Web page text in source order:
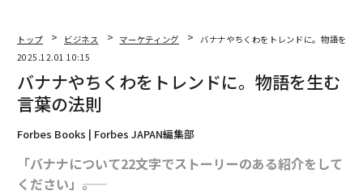
トップ ビジネス マーケティング
バナナやちくわをトレンドに。物語を生
2025.12.01 10:15
バナナやちくわをトレンドに。物語を生む
言葉の法則
Forbes Books | Forbes JAPAN編集部
「バナナについて22文字でストーリーのある紹介をして
ください」――。